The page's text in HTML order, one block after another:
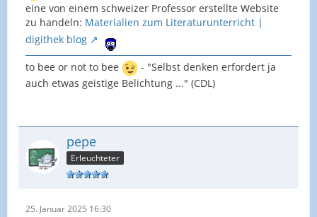
eine von einem schweizer Professor erstellte Website
zu handeln: Materialien zum Literaturunterricht |
digithek blog
to bee or not to bee
- "Selbst denken erfordert ja
auch etwas geistige Belichtung ..." (CDL)
pepe
Erleuchteter
25. Januar 2025 16:30